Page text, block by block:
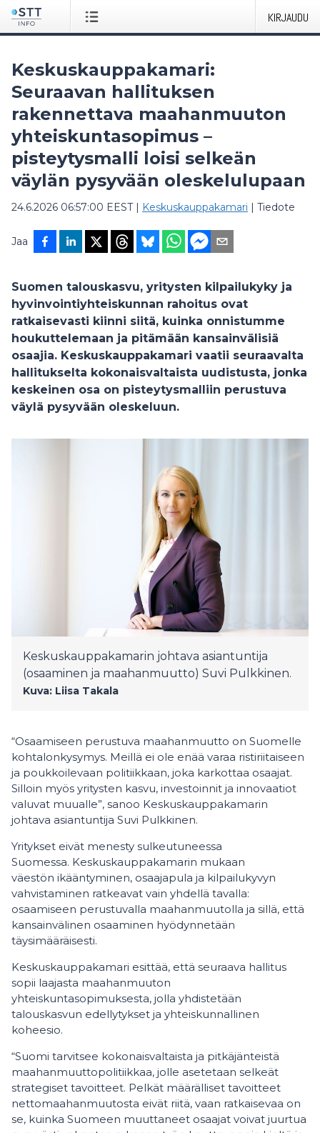
KIRJAUDU
Keskuskauppakamari:
Seuraavan hallituksen
rakennettava maahanmuuton
yhteiskuntasopimus –
pisteytysmalli loisi selkeän
väylän pysyvään oleskelulupaan
24.6.2026 06:57:00 EEST| Keskuskauppakamari | Tiedote
Jaa
Suomen talouskasvu, yritysten kilpailukyky ja
hyvinvointiyhteiskunnan rahoitus ovat
ratkaisevasti kiinni siitä, kuinka onnistumme
houkuttelemaan ja pitämään kansainvälisiä
osaajia. Keskuskauppakamari vaatii seuraavalta
hallitukselta kokonaisvaltaista uudistusta, jonka
keskeinen osa on pisteytysmalliin perustuva
väylä pysyvään oleskeluun.
Keskuskauppakamarin johtava asiantuntija
(osaaminen ja maahanmuutto) Suvi Pulkkinen.
Kuva: Liisa Takala
“Osaamiseen perustuva maahanmuutto on Suomelle
kohtalonkysymys. Meillä ei ole enää varaa ristiriitaiseen
ja poukkoilevaan politiikkaan, joka karkottaa osaajat.
Silloin myös yritysten kasvu, investoinnit ja innovaatiot
valuvat muualle”, sanoo Keskuskauppakamarin
johtava asiantuntija Suvi Pulkkinen.
Yritykset eivät menesty sulkeutuneessa
Suomessa. Keskuskauppakamarin mukaan
väestön ikääntyminen, osaajapula ja kilpailukyvyn
vahvistaminen ratkeavat vain yhdellä tavalla:
osaamiseen perustuvalla maahanmuutolla ja sillä, että
kansainvälinen osaaminen hyödynnetään
täysimääräisesti.
Keskuskauppakamari esittää, että seuraava hallitus
sopii laajasta maahanmuuton
yhteiskuntasopimuksesta, jolla yhdistetään
talouskasvun edellytykset ja yhteiskunnallinen
koheesio.
“Suomi tarvitsee kokonaisvaltaista ja pitkäjänteistä
maahanmuuttopolitiikkaa, jolle asetetaan selkeät
strategiset tavoitteet. Pelkät määrälliset tavoitteet
nettomaahanmuutosta eivät riitä, vaan ratkaisevaa on
se, kuinka Suomeen muuttaneet osaajat voivat juurtua